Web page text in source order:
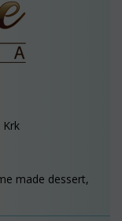
made dessert,